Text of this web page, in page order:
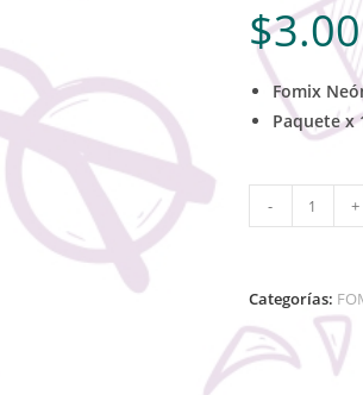
$3.00
Fomix
Paquete x
- +
Categorías: